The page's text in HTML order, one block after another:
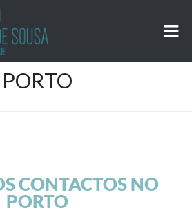
PORTO
CONTACTOS NO
PORTO